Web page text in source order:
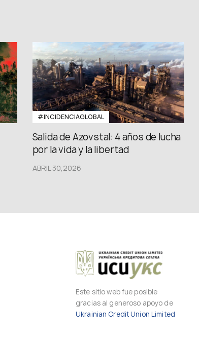
#INCIDENCIAGLOBAL
Salida de Azovstal: 4 años de lucha
por la vida y la libertad
ABRIL 30,2026
Este sitio web fue posible
gracias al generoso apoyo de
Ukrainian Credit Union Limited